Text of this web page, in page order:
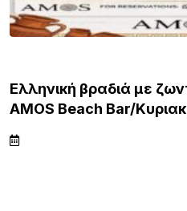
Ελληνική βραδιά με
AMOS Beach Bar/